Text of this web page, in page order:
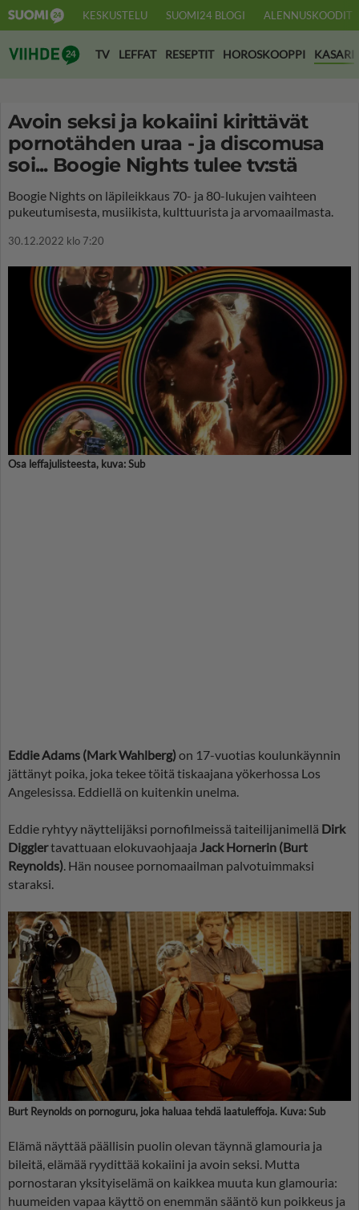
KESKUSTELU SUOMI24 BLOGI ALENNUSKOODIT
Suomi24 Viihde
TV LEFFAT RESEPTIT HOROSKOOPPI KASARI
Avoin seksi ja kokaiini kirittävät
pornotähden uraa - ja discomusa
soi... Boogie Nights tulee tv:stä
Boogie Nights on läpileikkaus 70- ja 80-lukujen vaihteen
pukeutumisesta, musiikista, kulttuurista ja arvomaailmasta.
30.12.2022 klo 7:20
Osa leffajulisteesta, kuva: Sub
Eddie Adams (Mark Wahlberg)on 17-vuotias koulunkäynnin
jättänyt poika, joka tekee töitä tiskaajana yökerhossa Los
Angelesissa. Eddiellä on kuitenkin unelma.
Eddie ryhtyy näyttelijäksi pornofilmeissä taiteilijanimellä Dirk
Digglertavattuaan elokuvaohjaaja Jack Hornerin (Burt
Reynolds). Hän nousee pornomaailman palvotuimmaksi
staraksi.
Burt Reynolds on pornoguru, joka haluaa tehdä laatuleffoja. Kuva: Sub
Elämä näyttää päällisin puolin olevan täynnä glamouria ja
bileitä, elämää ryydittää kokaiini ja avoin seksi. Mutta
pornostaran yksityiselämä on kaikkea muuta kun glamouria:
huumeiden vapaa käyttö on enemmän sääntö kun poikkeus ja